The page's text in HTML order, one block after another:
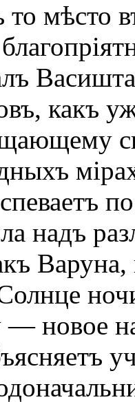
мѣсто
какъ
надъ
Солнце
новое